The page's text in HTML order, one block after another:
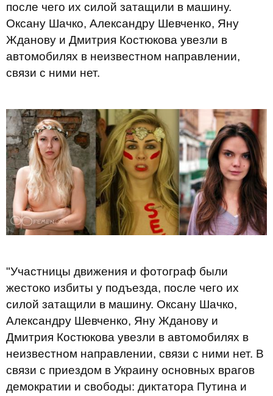
после чего их силой затащили в машину.
Оксану Шачко, Александру Шевченко, Яну
Жданову и Дмитрия Костюкова увезли в
автомобилях в неизвестном направлении,
связи с ними нет.
"Участницы движения и фотограф были
жестоко избиты у подъезда, после чего их
силой затащили в машину. Оксану Шачко,
Александру Шевченко, Яну Жданову и
Дмитрия Костюкова увезли в автомобилях в
неизвестном направлении, связи с ними нет. В
связи с приездом в Украину основных врагов
демократии и свободы: диктатора Путина и